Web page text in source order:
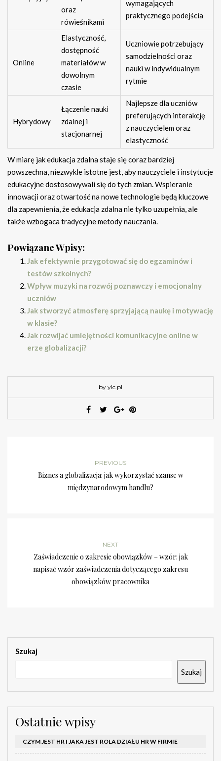
oraz
rówieśnikami
wymagających
praktycznego podejścia
Online
Elastyczność,
dostępność
materiałów w
dowolnym
czasie
Uczniowie potrzebujący
samodzielności oraz
nauki w indywidualnym
rytmie
Hybrydowy
Łączenie nauki
zdalnej i
stacjonarnej
Najlepsze dla uczniów
preferujących interakcję
z nauczycielem oraz
elastyczność
W miarę jak edukacja zdalna staje się coraz bardziej
powszechna, niezwykle istotne jest, aby nauczyciele i instytucje
edukacyjne dostosowywali się do tych zmian. Wspieranie
innowacji oraz otwartość na nowe technologie będą kluczowe
dla zapewnienia, że edukacja zdalna nie tylko uzupełnia, ale
także wzbogaca tradycyjne metody nauczania.
Powiązane Wpisy:
Jak efektywnie przygotować się do egzaminów i
testów szkolnych?
Wpływ muzyki na rozwój poznawczy i emocjonalny
uczniów
Jak stworzyć atmosferę sprzyjającą naukę i motywację
w klasie?
Jak rozwijać umiejętności komunikacyjne online w
erze globalizacji?
by ylc.pl
PREVIOUS
Biznes a globalizacja: jak wykorzystać szanse w
międzynarodowym handlu?
NEXT
Zaświadczenie o zakresie obowiązków – wzór: jak
napisać wzór zaświadczenia dotyczącego zakresu
obowiązków pracownika
Szukaj
Szukaj
Ostatnie wpisy
CZYM JEST HR I JAKA JEST ROLA DZIAŁU HR W FIRMIE